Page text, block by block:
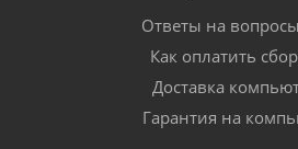
Ответы на
Как оплатить
Доставка
Гарантия на